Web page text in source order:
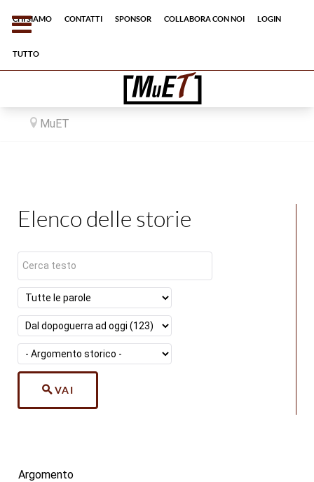
Chi siamo Contatti Sponsor Collabora con noi Login
tutto
MuET
Elenco delle storie
VAI
Argomento